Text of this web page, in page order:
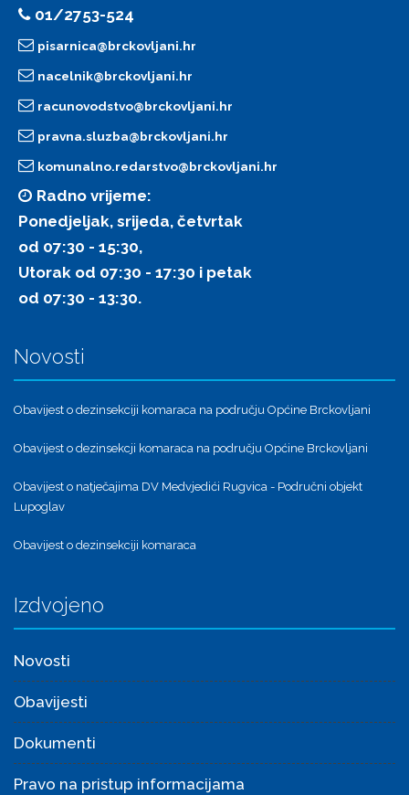
01/2753-524
pisarnica@brckovljani.hr
nacelnik@brckovljani.hr
racunovodstvo@brckovljani.hr
pravna.sluzba@brckovljani.hr
komunalno.redarstvo@brckovljani.hr
Radno vrijeme:
Ponedjeljak, srijeda, četvrtak
od 07:30 - 15:30,
Utorak od 07:30 - 17:30 i petak
od 07:30 - 13:30.
Novosti
Obavijest o dezinsekciji komaraca na području Općine Brckovljani
Obavijest o dezinsekcji komaraca na području Općine Brckovljani
Obavijest o natječajima DV Medvjedići Rugvica - Područni objekt
Lupoglav
Obavijest o dezinsekciji komaraca
Izdvojeno
Novosti
Obavijesti
Dokumenti
Pravo na pristup informacijama